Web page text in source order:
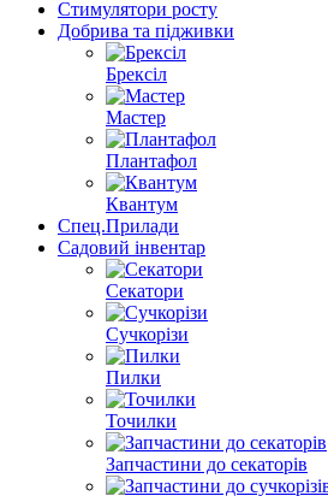
Стимулятори росту
Добрива та підживки
Брексіл
Мастер
Плантафол
Квантум
Спец.Прилади
Садовий інвентар
Секатори
Сучкорізи
Пилки
Точилки
Запчастини до секаторів